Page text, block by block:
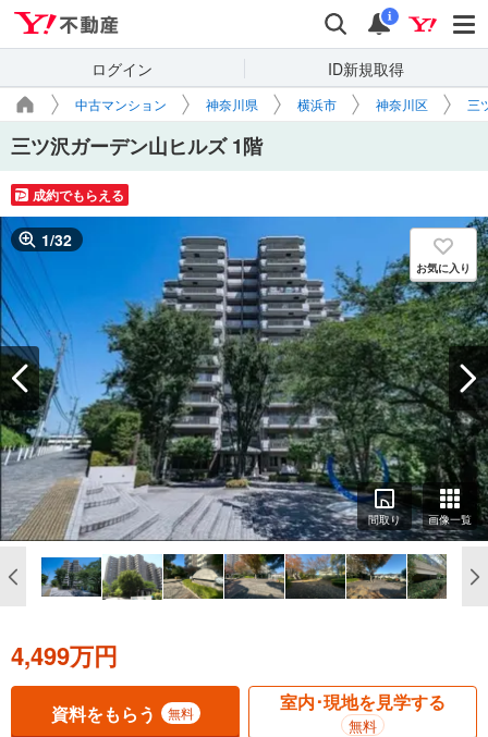
検索 通知
i
ログイン ID新規取得
中古マンション 神奈川県 横浜市 神奈川区 三
三ツ沢ガーデン山ヒルズ 1階
成約でもらえる
1/32
お気に入り
間取り 画像一覧
4,499万円
資料をもらう 無料 室内･現地を見学する
無料